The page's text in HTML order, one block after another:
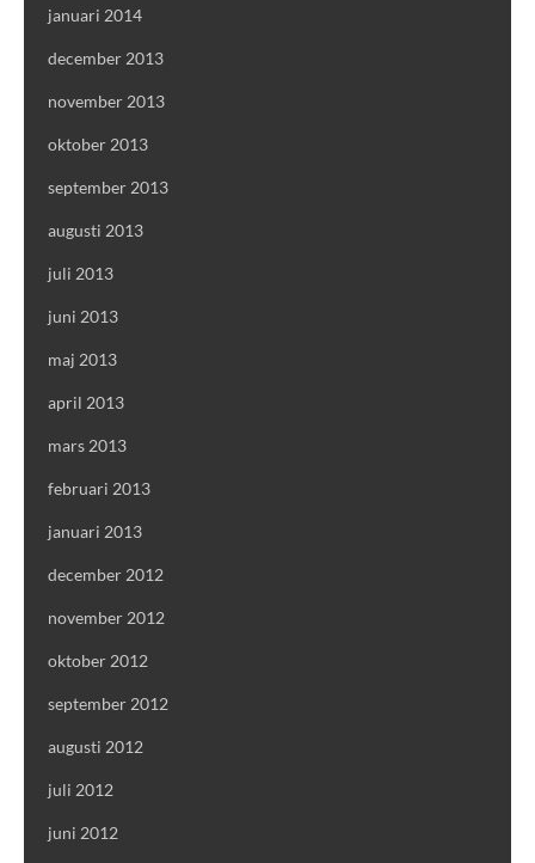
januari 2014
december 2013
november 2013
oktober 2013
september 2013
augusti 2013
juli 2013
juni 2013
maj 2013
april 2013
mars 2013
februari 2013
januari 2013
december 2012
november 2012
oktober 2012
september 2012
augusti 2012
juli 2012
juni 2012